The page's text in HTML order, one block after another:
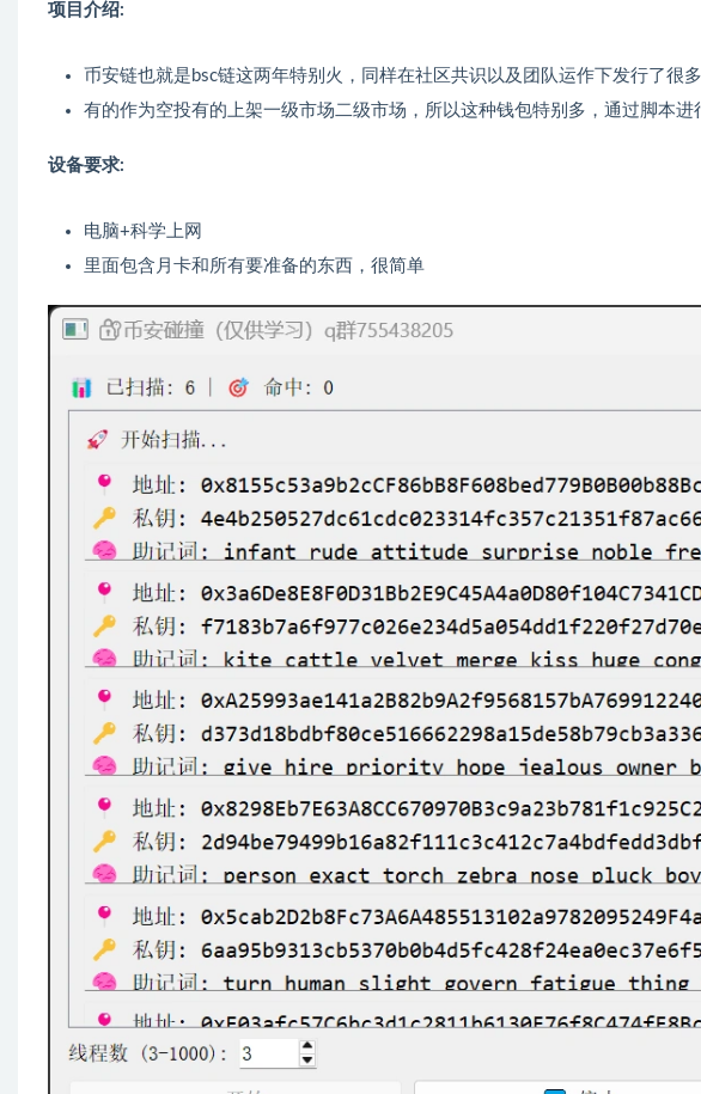
项目介绍:
币安链也就是bsc链这两年特别火，同样在社区共识以及团队运作下发行了很
有的作为空投有的上架一级市场二级市场，所以这种钱包特别多，通过脚本进
设备要求:
电脑+科学上网
里面包含月卡和所有要准备的东西，很简单